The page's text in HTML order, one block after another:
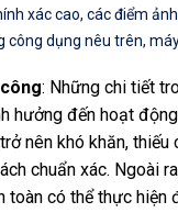
xác cao, các điểm
dụng nêu trên,
: Những chi tiết
hưởng đến hoạt
nên khó khăn,
chuẩn xác. Ngoài
toàn có thể thực